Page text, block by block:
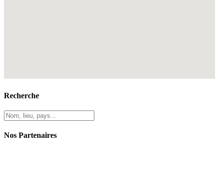
Recherche
Nos Partenaires